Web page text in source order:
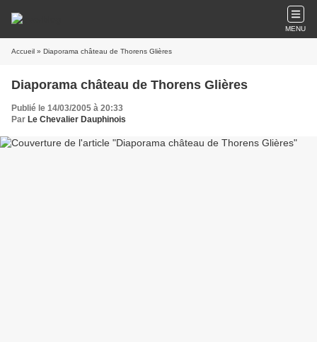
MENU
Accueil » Diaporama château de Thorens Glières
Diaporama château de Thorens Glières
Publié le 14/03/2005 à 20:33
Par Le Chevalier Dauphinois